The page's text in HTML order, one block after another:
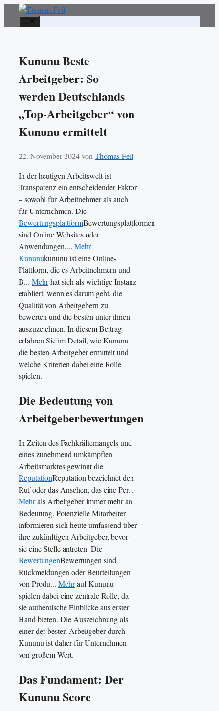
Kununu Beste
Arbeitgeber: So
werden Deutschlands
„Top-Arbeitgeber“ von
Kununu ermittelt
22. November 2024von Thomas Feil
In der heutigen Arbeitswelt ist
Transparenz ein entscheidender Faktor
– sowohl für Arbeitnehmer als auch
für Unternehmen. Die
BewertungsplattformBewertungsplattformen
sind Online-Websites oder
Anwendungen,... Mehr
Kununukununu ist eine Online-
Plattform, die es Arbeitnehmern und
B... Mehrhat sich als wichtige Instanz
etabliert, wenn es darum geht, die
Qualität von Arbeitgebern zu
bewerten und die besten unter ihnen
auszuzeichnen. In diesem Beitrag
erfahren Sie im Detail, wie Kununu
die besten Arbeitgeber ermittelt und
welche Kriterien dabei eine Rolle
spielen.
Die Bedeutung von
Arbeitgeberbewertungen
In Zeiten des Fachkräftemangels und
eines zunehmend umkämpften
Arbeitsmarktes gewinnt die
ReputationReputation bezeichnet den
Ruf oder das Ansehen, das eine Per...
Mehrals Arbeitgeber immer mehr an
Bedeutung. Potenzielle Mitarbeiter
informieren sich heute umfassend über
ihre zukünftigen Arbeitgeber, bevor
sie eine Stelle antreten. Die
BewertungenBewertungen sind
Rückmeldungen oder Beurteilungen
von Produ... Mehrauf Kununu
spielen dabei eine zentrale Rolle, da
sie authentische Einblicke aus erster
Hand bieten. Die Auszeichnung als
einer der besten Arbeitgeber durch
Kununu ist daher für Unternehmen
von großem Wert.
Das Fundament: Der
Kununu Score